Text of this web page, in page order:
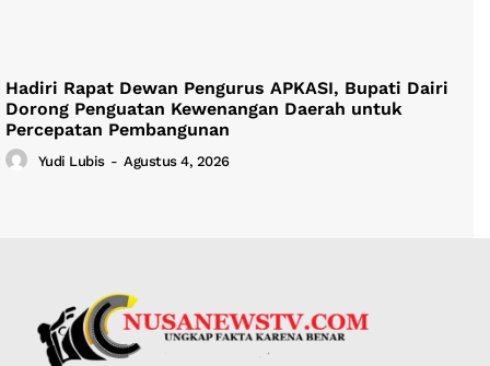
Hadiri Rapat Dewan Pengurus APKASI, Bupati Dairi
Dorong Penguatan Kewenangan Daerah untuk
Percepatan Pembangunan
Yudi Lubis - Agustus 4, 2026